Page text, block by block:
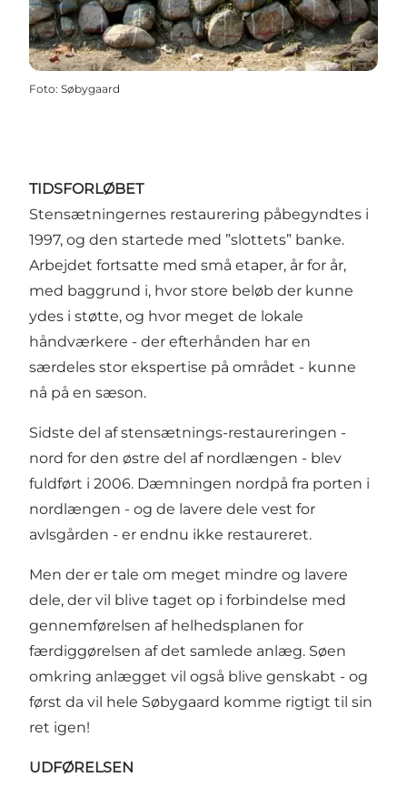
Foto: Søbygaard
TIDSFORLØBET
Stensætningernes restaurering påbegyndtes i
1997, og den startede med ”slottets” banke.
Arbejdet fortsatte med små etaper, år for år,
med baggrund i, hvor store beløb der kunne
ydes i støtte, og hvor meget de lokale
håndværkere - der efterhånden har en
særdeles stor ekspertise på området - kunne
nå på en sæson.
Sidste del af stensætnings-restaureringen -
nord for den østre del af nordlængen - blev
fuldført i 2006. Dæmningen nordpå fra porten i
nordlængen - og de lavere dele vest for
avlsgården - er endnu ikke restaureret.
Men der er tale om meget mindre og lavere
dele, der vil blive taget op i forbindelse med
gennemførelsen af helhedsplanen for
færdiggørelsen af det samlede anlæg. Søen
omkring anlægget vil også blive genskabt - og
først da vil hele Søbygaard komme rigtigt til sin
ret igen!
UDFØRELSEN